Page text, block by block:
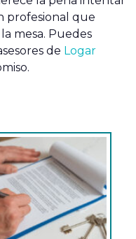
profesional que
mesa. Puedes
de Logar